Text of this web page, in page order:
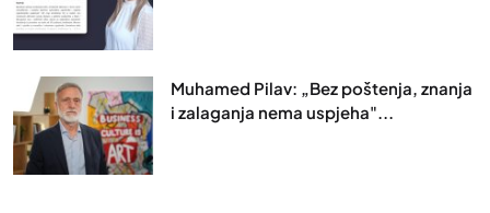
Muhamed Pilav: „Bez poštenja, znanja
i zalaganja nema uspjeha"...